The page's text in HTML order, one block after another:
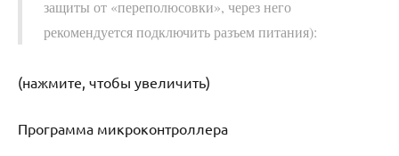
защиты от «переполюсовки», через него
рекомендуется подключить разъем питания):
(нажмите, чтобы увеличить)
Программа микроконтроллера